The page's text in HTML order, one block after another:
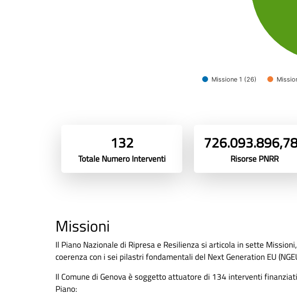
Missione 1 (26)
132
Totale Numero Interventi Risorse PNRR
Missioni
Il Piano Nazionale di Ripresa e Resilienza si articola in sette
coerenza con i sei pilastri fondamentali del Next Generation EU
Il Comune di Genova è soggetto attuatore di 134 interventi
Piano: